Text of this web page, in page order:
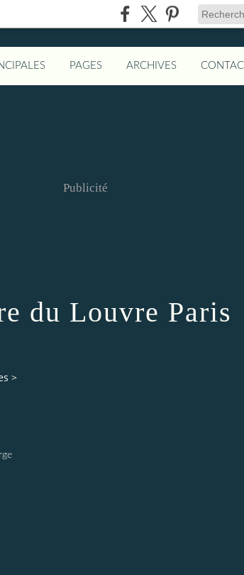
PAGES ARCHIVES
Publicité
du Louvre Paris
>